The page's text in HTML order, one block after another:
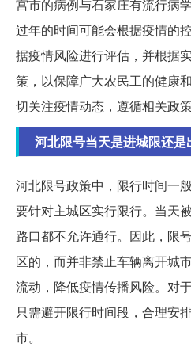
宫市的病例与石家庄有流行病
过年的时间可能会根据疫情的
据疫情风险进行评估，并根据
策，以保障广大农民工的健康
切关注疫情动态，遵循相关政
河北限号当天是进城限还是
河北限号政策中，限行时间一
要针对主城区实行限行。当天
路口都不允许通行。因此，限
区的，而并非禁止车辆离开城
流动，降低疫情传播风险。对
只需避开限行时间段，合理安
市。